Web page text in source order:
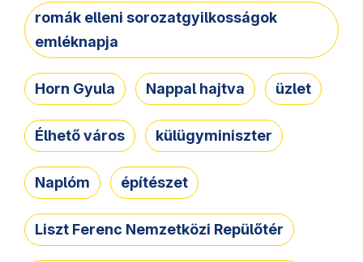
romák elleni sorozatgyilkosságok
emléknapja
Horn Gyula Nappal hajtva üzlet
Élhető város külügyminiszter
Naplóm építészet
Liszt Ferenc Nemzetközi Repülőtér